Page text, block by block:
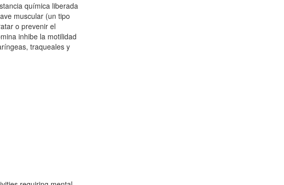
química liberada
muscular (un tipo
o prevenir el
inhibe la motilidad
traqueales y